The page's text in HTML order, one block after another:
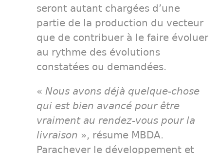
seront autant chargées d’une
partie de la production du vecteur
que de contribuer à le faire évoluer
au rythme des évolutions
constatées ou demandées.
« Nous avons déjà quelque-chose
qui est bien avancé pour être
vraiment au rendez-vous pour la
livraison », résume MBDA.
Parachever le développement et